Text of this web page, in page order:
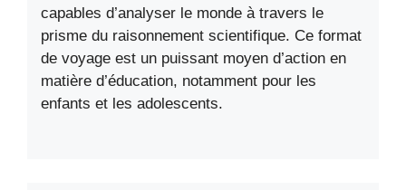
capables d’analyser le monde à travers le
prisme du raisonnement scientifique. Ce format
de voyage est un puissant moyen d’action en
matière d’éducation, notamment pour les
enfants et les adolescents.